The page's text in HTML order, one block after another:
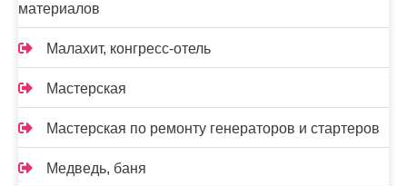
материалов
Малахит, конгресс-отель
Мастерская
Мастерская по ремонту генераторов и стартеров
Медведь, баня